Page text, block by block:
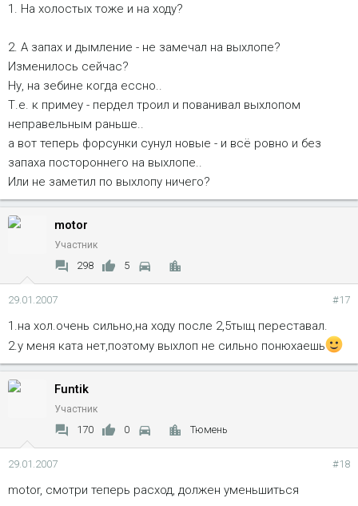
1. На холостых тоже и на ходу?
2. А запах и дымление - не замечал на выхлопе?
Изменилось сейчас?
Ну, на зебине когда ессно..
Т.е. к примеу - пердел троил и пованивал выхлопом
неправельным раньше..
а вот теперь форсунки сунул новые - и всё ровно и без
запаха постороннего на выхлопе..
Или не заметил по выхлопу ничего?
motor
Участник
298 5
29.01.2007 #17
1.на хол.очень сильно,на ходу после 2,5тыщ переставал.
2.у меня ката нет,поэтому выхлоп не сильно понюхаешь
Funtik
Участник
170 0 Тюмень
29.01.2007 #18
motor, смотри теперь расход, должен уменьшиться